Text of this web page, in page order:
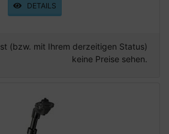
DETAILS
(bzw. mit Ihrem derzeitigen Status)
keine Preise sehen.